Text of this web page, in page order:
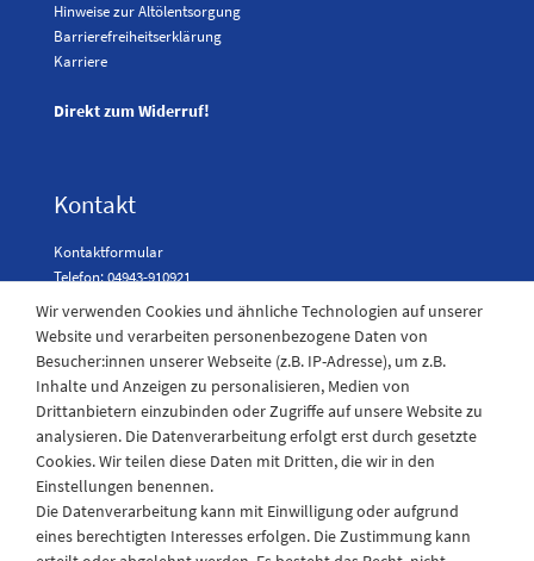
Hinweise zur Altölentsorgung
Barrierefreiheitserklärung
Karriere
Direkt zum Widerruf!
Kontakt
Kontaktformular
Telefon: 04943-910921
Laden Öffnungszeiten
Montag - Freitag
08:30 - 12:30 und 13.00 - 17.30 Uhr
Samstags
08:30 bis 12:30 Uhr
Wir verwenden Cookies und ähnliche Technologien auf unserer
Website und verarbeiten personenbezogene Daten von
Besucher:innen unserer Webseite (z.B. IP-Adresse), um z.B.
Inhalte und Anzeigen zu personalisieren, Medien von
Drittanbietern einzubinden oder Zugriffe auf unsere Website zu
analysieren. Die Datenverarbeitung erfolgt erst durch gesetzte
Cookies. Wir teilen diese Daten mit Dritten, die wir in den
Einstellungen benennen.
Die Datenverarbeitung kann mit Einwilligung oder aufgrund
eines berechtigten Interesses erfolgen. Die Zustimmung kann